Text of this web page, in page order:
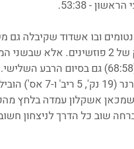
מצליחה לצמצם פעמיים למרחק של 2
לדו-ספרתי כל הדרך ליתרון 10
שהפעם התעוררות של